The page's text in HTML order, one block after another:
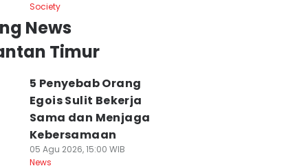
Society
News
Timur
5 Penyebab Orang
Egois Sulit Bekerja
Sama dan Menjaga
Kebersamaan
05 Agu 2026, 15:00 WIB
News